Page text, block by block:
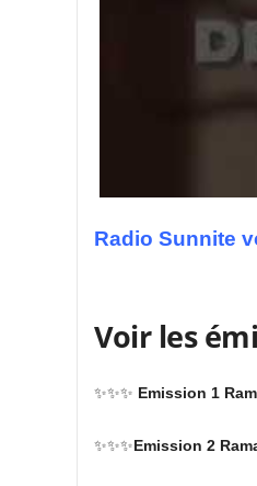
Radio Sunnite
Voir les
✨✨✨ Emission 1
✨✨✨Emission 2